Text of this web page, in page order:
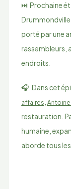
⏭️ Prochaine
porté par une
rassembleurs,
endroits.
🎧 Dans cet
affaires Antoine
restauration.
humaine,
aborde tous